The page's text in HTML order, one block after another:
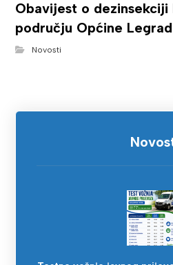
Obavijest o dezinsekciji
području Općine Legrad
Novosti